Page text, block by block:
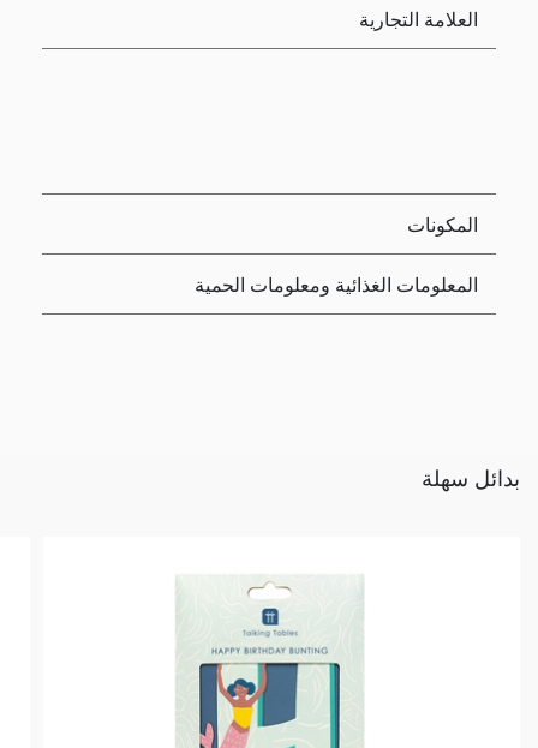
العلامة التجارية
المكونات
المعلومات الغذائية ومعلومات الحمية
بدائل سهلة